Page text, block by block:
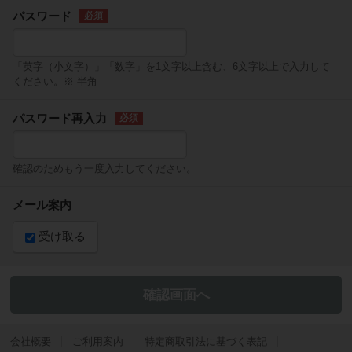
パスワード
「英字（小文字）」「数字」を1文字以上含む、6文字以上で入力して
ください。※ 半角
パスワード再入力
確認のためもう一度入力してください。
メール案内
受け取る
会社概要 ご利用案内 特定商取引法に基づく表記